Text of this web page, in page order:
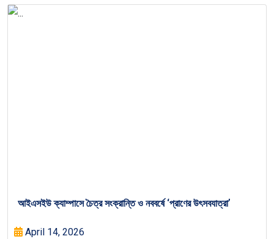
আইএসইউ ক্যাম্পাসে চৈত্র সংক্রান্তি ও নববর্ষে ‘প্রাণের উৎসবযাত্রা’
April 14, 2026